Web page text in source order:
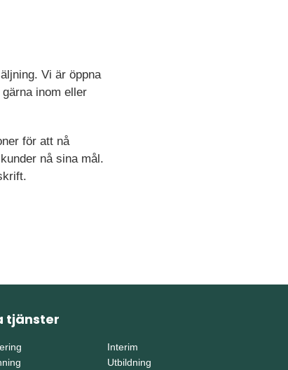
Vi är öppna
inom eller
för att nå
nå sina mål.
tjänster
Interim
Utbildning